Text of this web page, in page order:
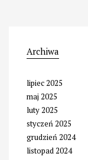
Archiwa
lipiec 2025
maj 2025
luty 2025
styczeń 2025
grudzień 2024
listopad 2024